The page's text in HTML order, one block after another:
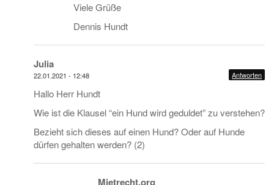
Viele Grüße
Dennis Hundt
Julia
22.01.2021 - 12:48 Antworten
Hallo Herr Hundt
Wie ist die Klausel “ein Hund wird geduldet” zu verstehen?
Bezieht sich dieses auf einen Hund? Oder auf Hunde
dürfen gehalten werden? (2)
Mietrecht.org